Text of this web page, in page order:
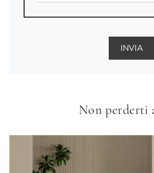
INVIA
Non perderti